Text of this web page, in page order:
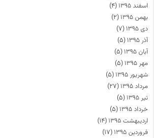
اسفند ۱۳۹۵
(۴)
بهمن ۱۳۹۵
(۲)
دی ۱۳۹۵
(۷)
آذر ۱۳۹۵
(۵)
آبان ۱۳۹۵
(۵)
مهر ۱۳۹۵
(۵)
شهریور ۱۳۹۵
(۵)
مرداد ۱۳۹۵
(۲۷)
تیر ۱۳۹۵
(۵)
خرداد ۱۳۹۵
(۵)
اردیبهشت ۱۳۹۵
(۱۴)
فروردین ۱۳۹۵
(۱۷)